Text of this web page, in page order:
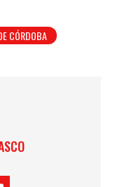
CÓRDOBA